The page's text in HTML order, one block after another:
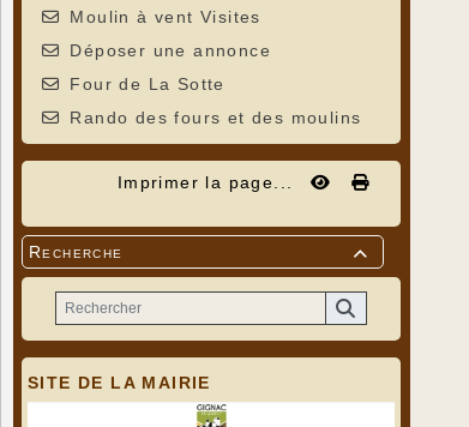
Moulin à vent Visites
Déposer une annonce
Four de La Sotte
Rando des fours et des moulins
Imprimer la page...

Recherche
SITE DE LA MAIRIE